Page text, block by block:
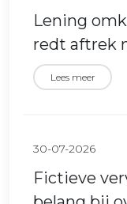
Lening
redt aftrek
Lees meer
30-07-2026
Fictieve